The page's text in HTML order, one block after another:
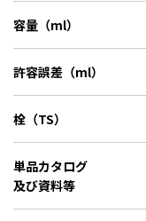
容量（ml）
許容誤差（ml）
栓（TS）
単品カタログ
及び資料等